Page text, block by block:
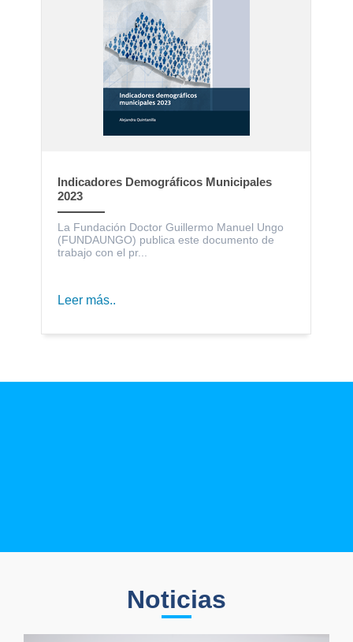
Indicadores Demográficos Municipales
2023
La Fundación Doctor Guillermo Manuel Ungo
(FUNDAUNGO) publica este documento de
trabajo con el pr...
Leer más..
Noticias